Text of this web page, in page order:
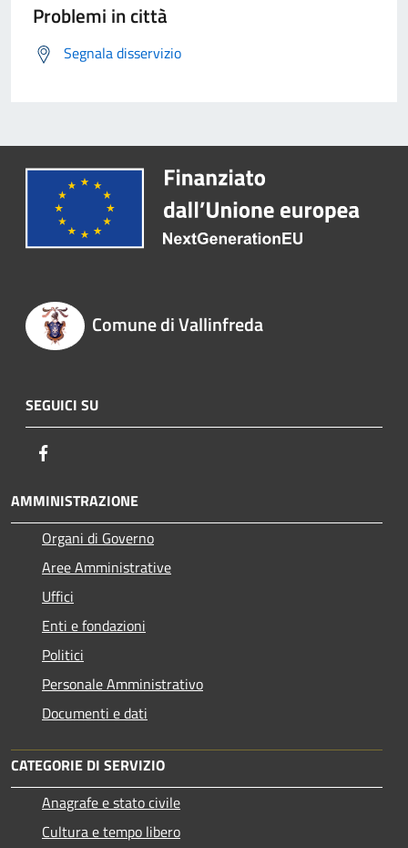
Problemi in città
Segnala disservizio
Comune di Vallinfreda
SEGUICI SU
AMMINISTRAZIONE
Organi di Governo
Aree Amministrative
Uffici
Enti e fondazioni
Politici
Personale Amministrativo
Documenti e dati
CATEGORIE DI SERVIZIO
Anagrafe e stato civile
Cultura e tempo libero